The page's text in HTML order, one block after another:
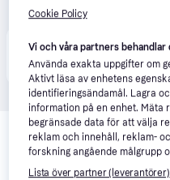
Produkten finns även hos 1
samarbeta med PriceRunner.
Relaterade
Vi har plockat fram ett urval
intressera dig.
Visa alla
Cookie Policy
Vi och våra partners
Använda exakta uppgifter om
Aktivt läsa av enhetens
identifieringsändamål. Lagra
information på en enhet. Mäta
begränsade data för att välja
reklam och innehåll, reklam-
forskning angående målgrupp
Lista över partner (leverantörer)